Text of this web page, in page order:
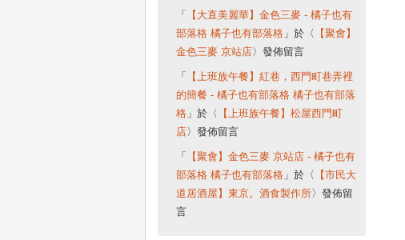
「
【大直美麗華】金色三麥 - 橘子也有
部落格 橘子也有部落格」於〈
【聚會】
金色三麥 京站店 〉發佈留言
「
【上班族午餐】紅巷，西門町巷弄裡
的簡餐 - 橘子也有部落格 橘子也有部落
格」於〈
【上班族午餐】松屋西門町
店 〉發佈留言
「
【聚會】金色三麥 京站店 - 橘子也有
部落格 橘子也有部落格」於〈
【市民大
道居酒屋】東京。酒食製作所〉發佈留
言